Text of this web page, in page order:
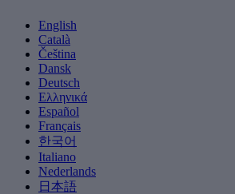
English
Català
Čeština
Dansk
Deutsch
Ελληνικά
Español
Français
한국어
Italiano
Nederlands
日本語